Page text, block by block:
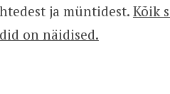
ja müntidest. Kõik
on näidised.